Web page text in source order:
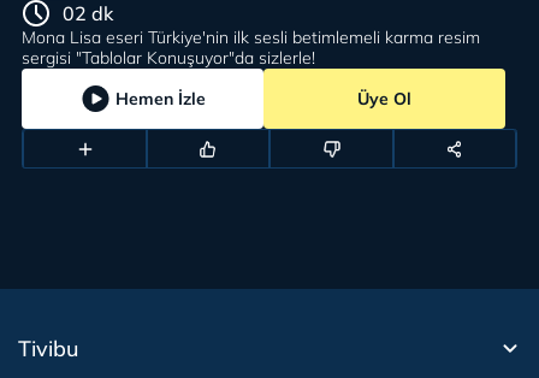
Mona Lisa eseri Türkiye'nin ilk sesli betimlemeli karma resim
sergisi "Tablolar Konuşuyor"da sizlerle!
02 dk
Hemen İzle Üye Ol
Tivibu